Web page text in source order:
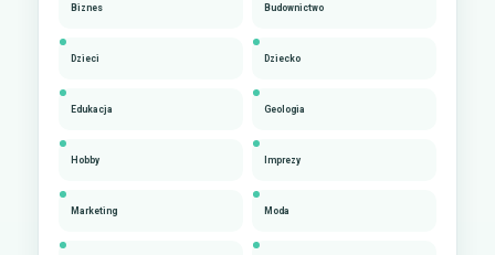
Biznes Budownictwo
Dzieci Dziecko
Edukacja Geologia
Hobby Imprezy
Marketing Moda